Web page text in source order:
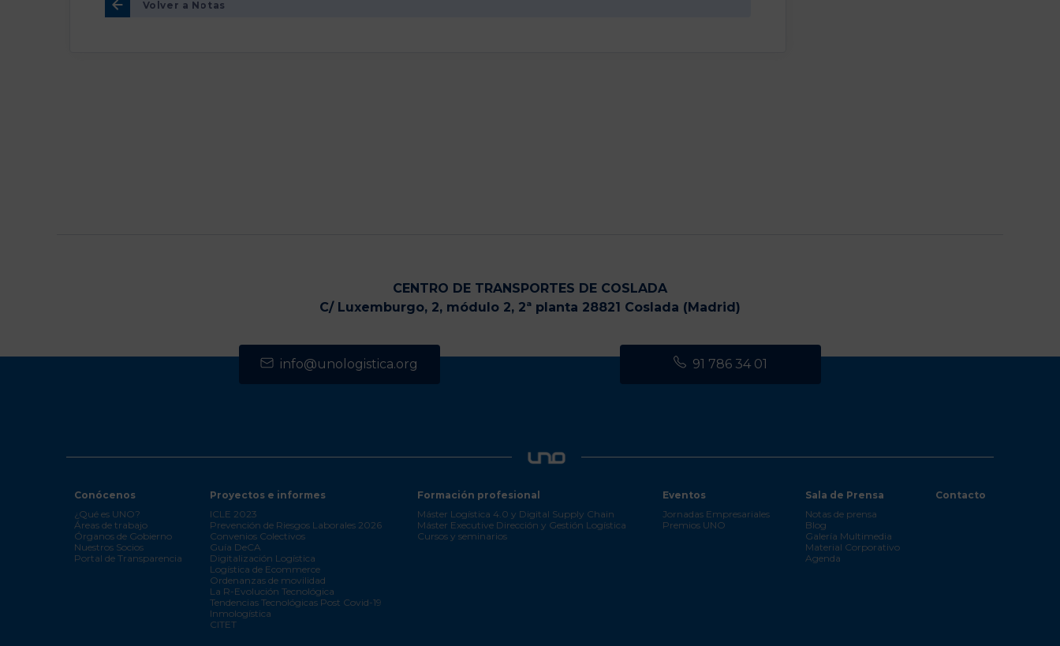
Volver a Notas
CENTRO DE TRANSPORTES DE COSLADA
C/ Luxemburgo, 2, módulo 2, 2ª planta 28821 Coslada (Madrid)
info@unologistica.org 91 786 34 01
Conócenos
¿Qué es UNO?
Áreas de trabajo
Órganos de Gobierno
Nuestros Socios
Portal de Transparencia
Proyectos e informes
ICLE 2023
Prevención de Riesgos Laborales 2026
Convenios Colectivos
Guía DeCA
Digitalización Logística
Logística de Ecommerce
Ordenanzas de movilidad
La R-Evolución Tecnológica
Tendencias Tecnológicas Post Covid-19
Inmologística
CITET
Formación profesional
Máster Logística 4.0 y Digital Supply Chain
Máster Executive Dirección y Gestión Logística
Cursos y seminarios
Eventos
Jornadas Empresariales
Premios UNO
Sala de Prensa
Notas de prensa
Blog
Galería Multimedia
Material Corporativo
Agenda
Contacto